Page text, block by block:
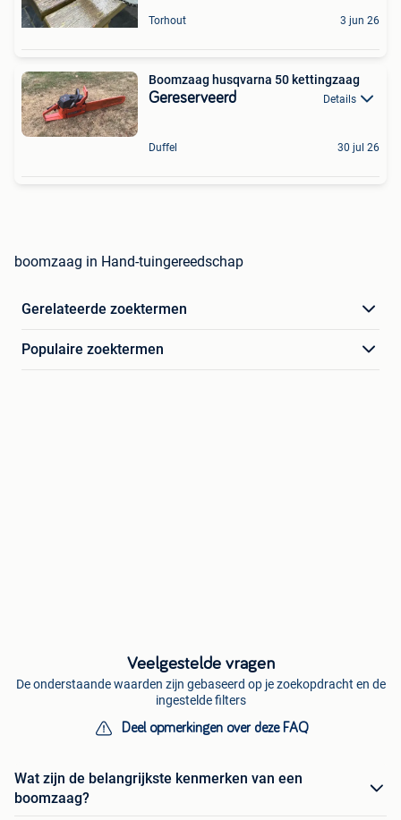
Torhout 3 jun 26
Boomzaag husqvarna 50 kettingzaag
Gereserveerd Details
Duffel 30 jul 26
boomzaag in Hand-tuingereedschap
Gerelateerde zoektermen
Populaire zoektermen
Veelgestelde vragen
De onderstaande waarden zijn gebaseerd op je zoekopdracht en de
ingestelde filters
Deel opmerkingen over deze FAQ
Wat zijn de belangrijkste kenmerken van een
boomzaag?